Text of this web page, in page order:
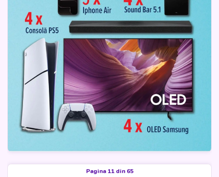
Pagina 11 din 65